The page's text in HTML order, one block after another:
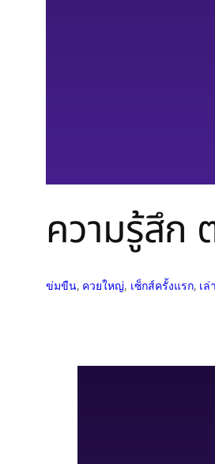
ความรู้สึก
ข่มขืน, ควยใหญ่, เซ็กส์ครั้งแรก, เล่